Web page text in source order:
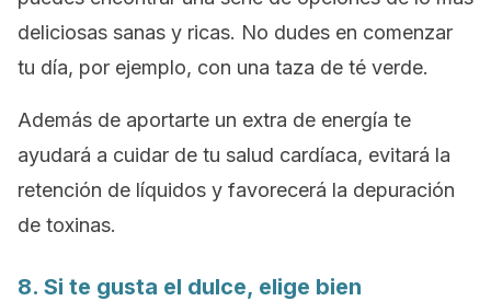
deliciosas sanas y ricas. No dudes en comenzar
tu día, por ejemplo, con una taza de té verde.
Además de aportarte un extra de energía te
ayudará a cuidar de tu salud cardíaca, evitará la
retención de líquidos y favorecerá la depuración
de toxinas.
8. Si te gusta el dulce, elige bien